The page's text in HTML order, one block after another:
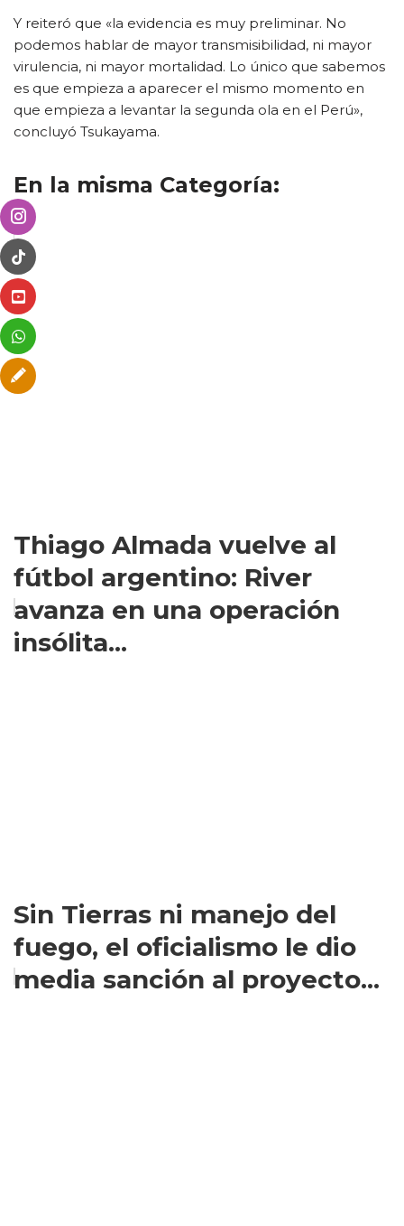
Y reiteró que «la evidencia es muy preliminar. No
podemos hablar de mayor transmisibilidad, ni mayor
virulencia, ni mayor mortalidad. Lo único que sabemos
es que empieza a aparecer el mismo momento en
que empieza a levantar la segunda ola en el Perú»,
concluyó Tsukayama.
En la misma Categoría:
Thiago Almada vuelve al
fútbol argentino: River
avanza en una operación
insólita...
Sin Tierras ni manejo del
fuego, el oficialismo le dio
media sanción al proyecto...